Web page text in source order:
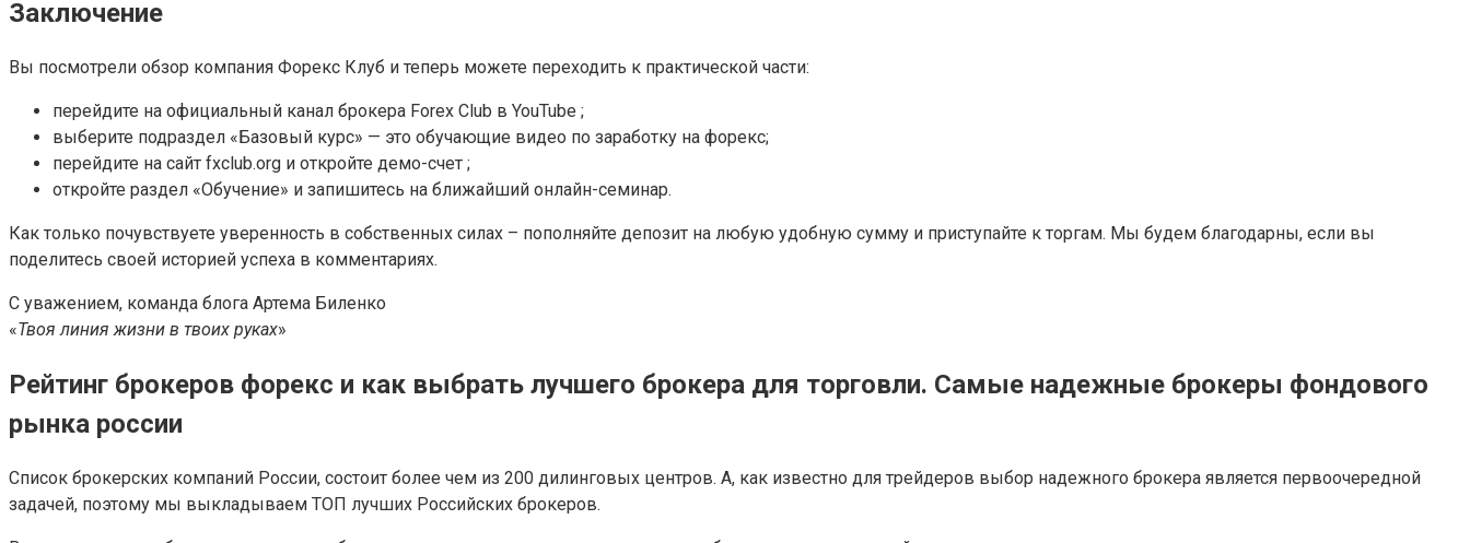
Заключение
Вы посмотрели обзор компания Форекс Клуб и теперь можете переходить к практической части:
перейдите на официальный канал брокера Forex Club в YouTube ;
выберите подраздел «Базовый курс» — это обучающие видео по заработку на форекс;
перейдите на сайт fxclub.org и откройте демо-счет ;
откройте раздел «Обучение» и запишитесь на ближайший онлайн-семинар.
Как только почувствуете уверенность в собственных силах – пополняйте депозит на любую удобную сумму и приступайте к торгам. Мы будем благодарны, если вы
поделитесь своей историей успеха в комментариях.
С уважением, команда блога Артема Биленко
«Твоя линия жизни в твоих руках»
Рейтинг брокеров форекс и как выбрать лучшего брокера для торговли. Самые надежные брокеры фондового
рынка россии
Список брокерских компаний России, состоит более чем из 200 дилинговых центров. А, как известно для трейдеров выбор надежного брокера является первоочередной
задачей, поэтому мы выкладываем ТОП лучших Российских брокеров.